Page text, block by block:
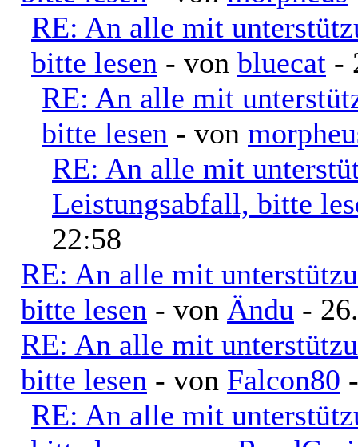
RE: An alle mit
bitte lesen - von bluecat -
RE: An alle mit
bitte lesen - von
RE: An alle mit
Leistungsabfall, bitte
22:58
RE: An alle mit
bitte lesen - von Ändu -
RE: An alle mit
bitte lesen - von Falcon80
RE: An alle mit